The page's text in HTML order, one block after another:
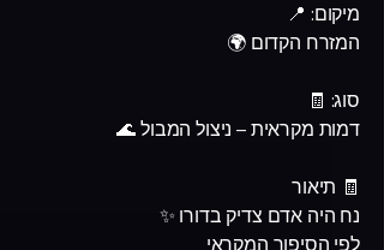
מיקום: 📍
המזרח הקדום 🌍
סוג: 🧾
דמות מקראית – ניצול המבול 🌊
🧾 תיאור
נח היה אדם צדיק בדורו ✨
לפי הסיפור המקראי